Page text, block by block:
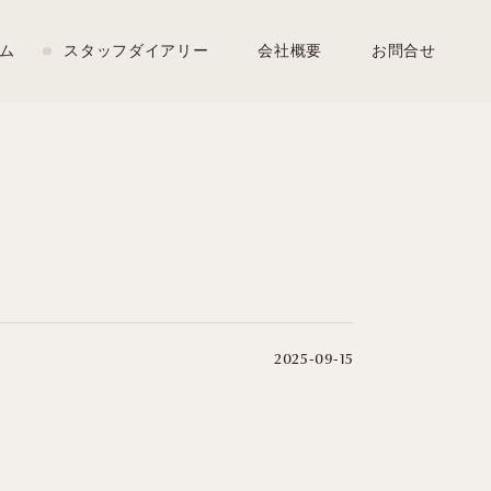
スタッフダイアリー 会社概要 お問合せ
2025-09-15